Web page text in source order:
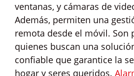
ventanas, y cámaras de
Además, permiten una
remota desde el móvil. Son
quienes buscan una
confiable que garantice la
hogar y seres queridos.